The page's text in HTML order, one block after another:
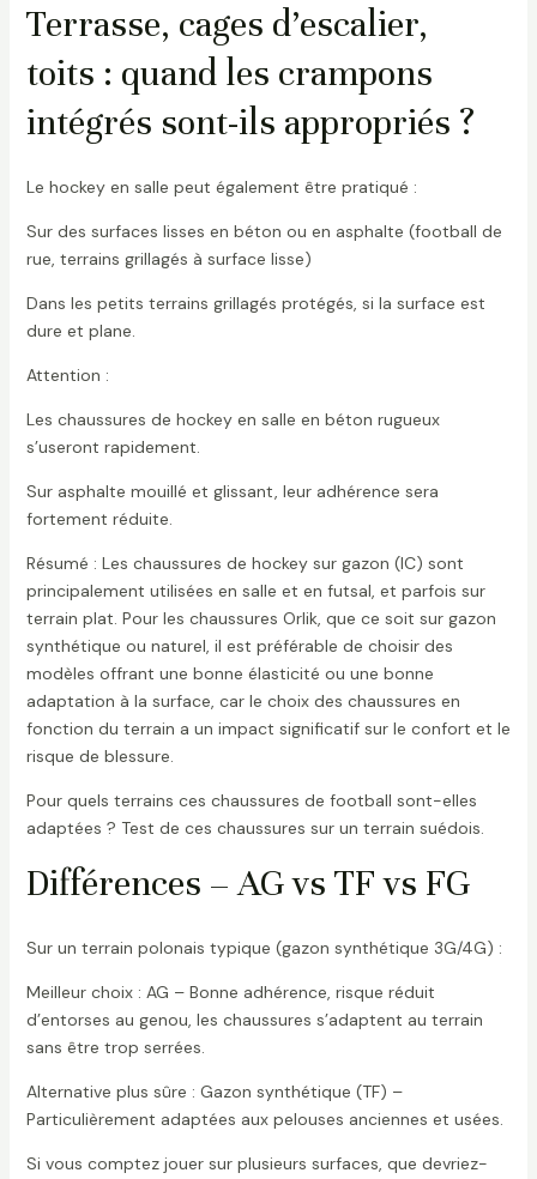
Terrasse, cages d’escalier,
toits : quand les crampons
intégrés sont-ils appropriés ?
Le hockey en salle peut également être pratiqué :
Sur des surfaces lisses en béton ou en asphalte (football de
rue, terrains grillagés à surface lisse)
Dans les petits terrains grillagés protégés, si la surface est
dure et plane.
Attention :
Les chaussures de hockey en salle en béton rugueux
s’useront rapidement.
Sur asphalte mouillé et glissant, leur adhérence sera
fortement réduite.
Résumé : Les chaussures de hockey sur gazon (IC) sont
principalement utilisées en salle et en futsal, et parfois sur
terrain plat. Pour les chaussures Orlik, que ce soit sur gazon
synthétique ou naturel, il est préférable de choisir des
modèles offrant une bonne élasticité ou une bonne
adaptation à la surface, car le choix des chaussures en
fonction du terrain a un impact significatif sur le confort et le
risque de blessure.
Pour quels terrains ces chaussures de football sont-elles
adaptées ? Test de ces chaussures sur un terrain suédois.
Différences – AG vs TF vs FG
Sur un terrain polonais typique (gazon synthétique 3G/4G) :
Meilleur choix : AG – Bonne adhérence, risque réduit
d’entorses au genou, les chaussures s’adaptent au terrain
sans être trop serrées.
Alternative plus sûre : Gazon synthétique (TF) –
Particulièrement adaptées aux pelouses anciennes et usées.
Si vous comptez jouer sur plusieurs surfaces, que devriez-